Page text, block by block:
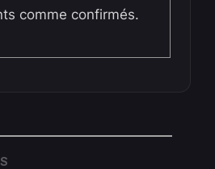
comme confirmés.